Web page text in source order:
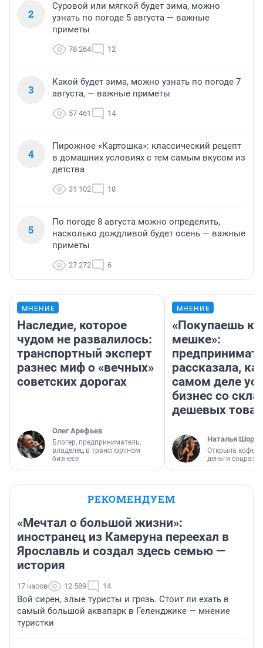
2
Суровой или мягкой будет зима, можно
узнать по погоде 5 августа — важные
приметы
78 264 12
3
Какой будет зима, можно узнать по погоде 7
августа, — важные приметы
57 461 14
4
Пирожное «Картошка»: классический рецепт
в домашних условиях с тем самым вкусом из
детства
31 102 18
5
По погоде 8 августа можно определить,
насколько дождливой будет осень — важные
приметы
27 272 6
МНЕНИЕ
Наследие, которое
чудом не развалилось:
транспортный эксперт
разнес миф о «вечных»
советских дорогах
Олег Арефьев
Блогер, предприниматель,
владелец в транспортном
бизнесе
МНЕНИЕ
«Покупаешь
мешке»:
рассказала,
самом деле
бизнес со
дешевых
Наталья
Открыла
деньги
РЕКОМЕНДУЕМ
«Мечтал о большой жизни»:
иностранец из Камеруна переехал в
Ярославль и создал здесь семью —
история
17 часов 12 589 14
Вой сирен, злые туристы и грязь. Стоит ли ехать в
самый большой аквапарк в Геленджике — мнение
туристки